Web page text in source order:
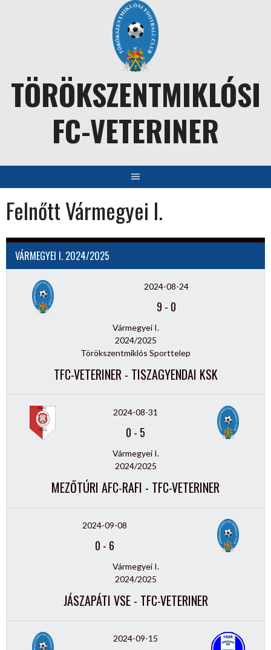
TÖRÖKSZENTMIKLÓSI
FC-VETERINER
Felnőtt Vármegyei I.
VÁRMEGYEI I. 2024/2025
2024-08-24
9 - 0
Vármegyei I.
2024/2025
Törökszentmiklós Sporttelep
TFC-VETERINER - TISZAGYENDAI KSK
2024-08-31
0 - 5
Vármegyei I.
2024/2025
MEZŐTÚRI AFC-RAFI - TFC-VETERINER
2024-09-08
0 - 6
Vármegyei I.
2024/2025
JÁSZAPÁTI VSE - TFC-VETERINER
2024-09-15